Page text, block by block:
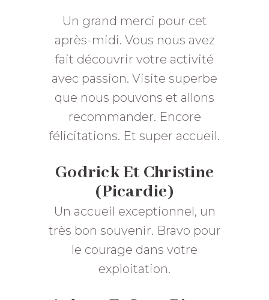
Un grand merci pour cet
après-midi. Vous nous avez
fait découvrir votre activité
avec passion. Visite superbe
que nous pouvons et allons
recommander. Encore
félicitations. Et super accueil.
Godrick Et Christine
(Picardie)
Un accueil exceptionnel, un
très bon souvenir. Bravo pour
le courage dans votre
exploitation.